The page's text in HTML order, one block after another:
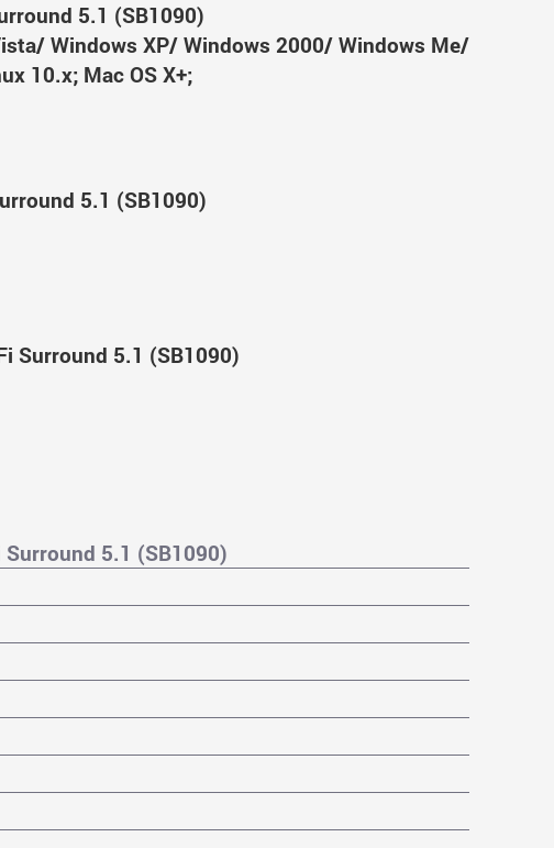
5.1 (SB1090)
Windows XP/ Windows 2000/ Windows Me/
10.x; Mac OS X+;
5.1 (SB1090)
Surround 5.1 (SB1090)
5.1 (SB1090)